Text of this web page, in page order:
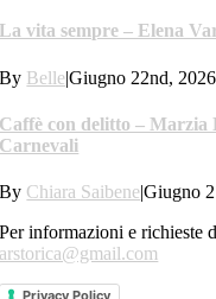
La vita sempre – Elena
By Belle|Giugno 22nd, 2026
Caffè con delitto – Marzia
Carnevali
By Chiara Saibene|Giugno
Per informazioni e richieste
arstorica@gmail.com
Privacy Policy